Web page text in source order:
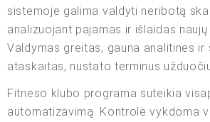
sistemoje galima valdyti neribotą
analizuojant pajamas ir išlaidas
Valdymas greitas, gauna analitines ir
ataskaitas, nustato terminus
Fitneso klubo programa suteikia
automatizavimą. Kontrolė vykdoma